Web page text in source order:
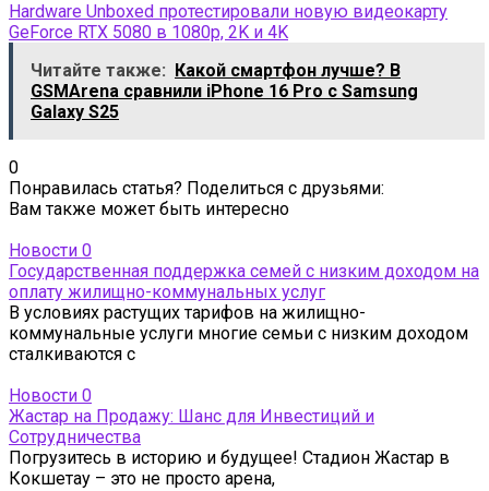
Hardware Unboxed протестировали новую видеокарту
GeForce RTX 5080 в 1080p, 2K и 4K
Читайте также:
Какой смартфон лучше? В
GSMArena сравнили iPhone 16 Pro с Samsung
Galaxy S25
0
Понравилась статья? Поделиться с друзьями:
Вам также может быть интересно
Новости 0
Государственная поддержка семей с низким доходом на
оплату жилищно-коммунальных услуг
В условиях растущих тарифов на жилищно-
коммунальные услуги многие семьи с низким доходом
сталкиваются с
Новости 0
Жастар на Продажу: Шанс для Инвестиций и
Сотрудничества
Погрузитесь в историю и будущее! Стадион Жастар в
Кокшетау – это не просто арена,